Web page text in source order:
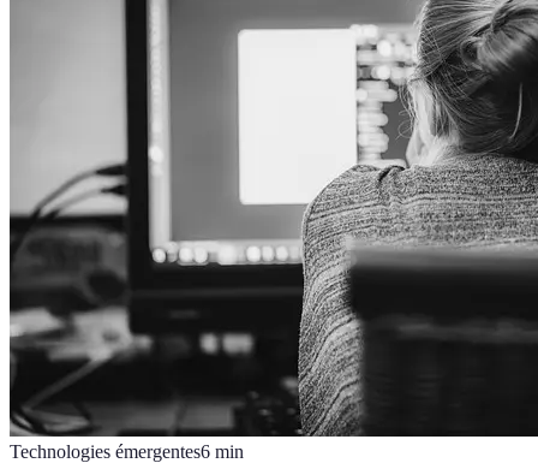
Technologies émergentes6 min